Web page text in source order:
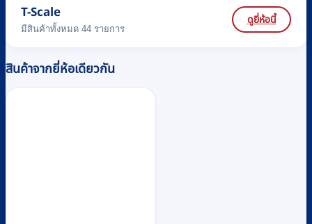
T-Scale
มีสินค้าทั้งหมด 44 รายการ
ดูยี่ห้อนี้
สินค้าจากยี่ห้อเดียวกัน